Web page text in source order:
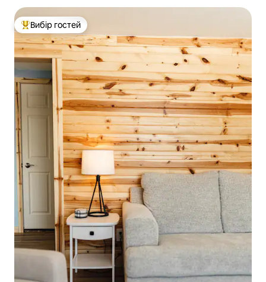
Топ вибір гостей
Вибір гостей